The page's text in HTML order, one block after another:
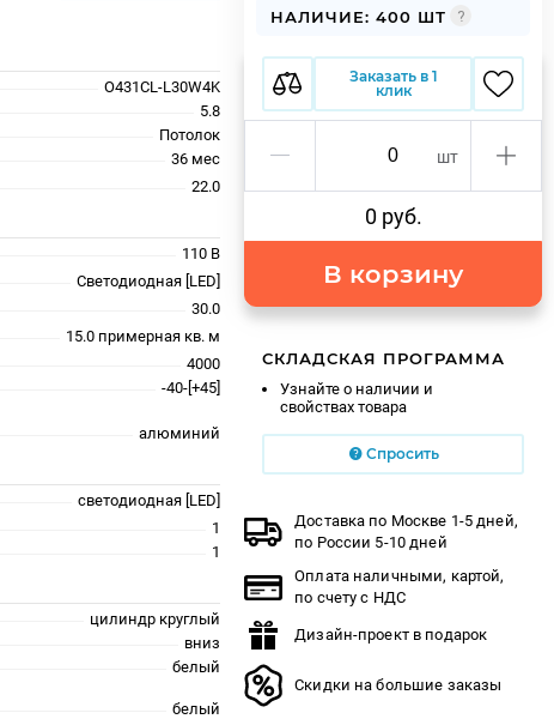
O431CL-L30W4K
5.8
Потолок
36 меc
22.0
110 В
Светодиодная [LED]
30.0
15.0 примерная кв. м
4000
-40-[+45]
алюминий
светодиодная [LED]
1
1
цилиндр круглый
вниз
белый
белый
НАЛИЧИЕ: 400 ШТ
Заказать в 1
клик
шт
0 руб.
В корзину
СКЛАДСКАЯ ПРОГРАММА
Узнайте о наличии и
свойствах товара
Спросить
Доставка по Москве 1-5 дней,
по России 5-10 дней
Оплата наличными, картой,
по счету с НДС
Дизайн-проект в подарок
Скидки на большие заказы